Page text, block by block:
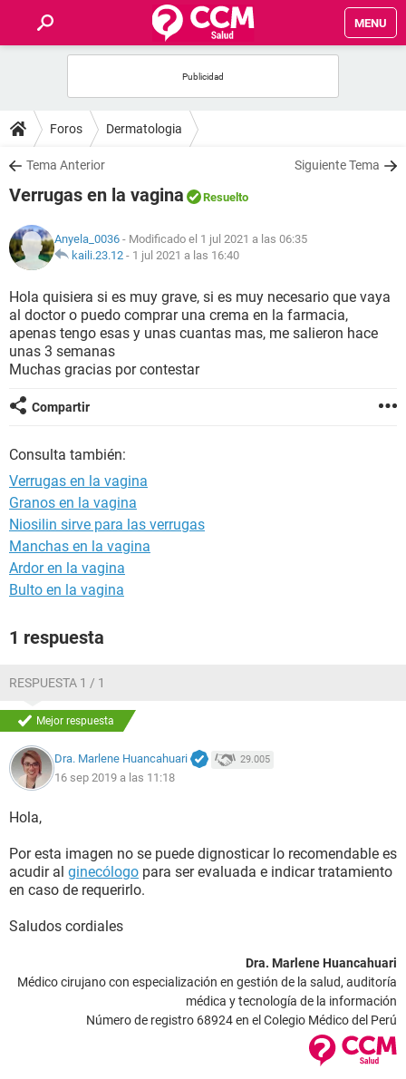
MENU
FOROS
SALUD
FAMILIA
NUTRICIÓN
BIENESTAR
SEXUALIDAD
GLOSARIO
Foros Dermatologia
Tema Anterior Siguiente Tema
Verrugas en la vagina Resuelto
Anyela_0036 - Modificado el 1 jul 2021 a las 06:35
kaili.23.12 - 1 jul 2021 a las 16:40
Hola quisiera si es muy grave, si es muy necesario que vaya
al doctor o puedo comprar una crema en la farmacia,
apenas tengo esas y unas cuantas mas, me salieron hace
unas 3 semanas
Muchas gracias por contestar
Compartir
Consulta también:
Verrugas en la vagina
Granos en la vagina
Niosilin sirve para las verrugas
Manchas en la vagina
Ardor en la vagina
Bulto en la vagina
1 respuesta
RESPUESTA 1 / 1
Mejor respuesta
Dra. Marlene Huancahuari 29.005
16 sep 2019 a las 11:18
Hola,
Por esta imagen no se puede dignosticar lo recomendable es
acudir al ginecólogo para ser evaluada e indicar tratamiento
en caso de requerirlo.
Saludos cordiales
Dra. Marlene Huancahuari
Médico cirujano con especialización en gestión de la salud, auditoría
médica y tecnología de la información
Número de registro 68924 en el Colegio Médico del Perú